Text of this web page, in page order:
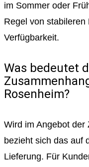
im Sommer oder
Regel von
Verfügbarkeit.
Was bedeutet
Rosenheim?
Wird im Angebot der
bezieht sich das auf
Lieferung. Für